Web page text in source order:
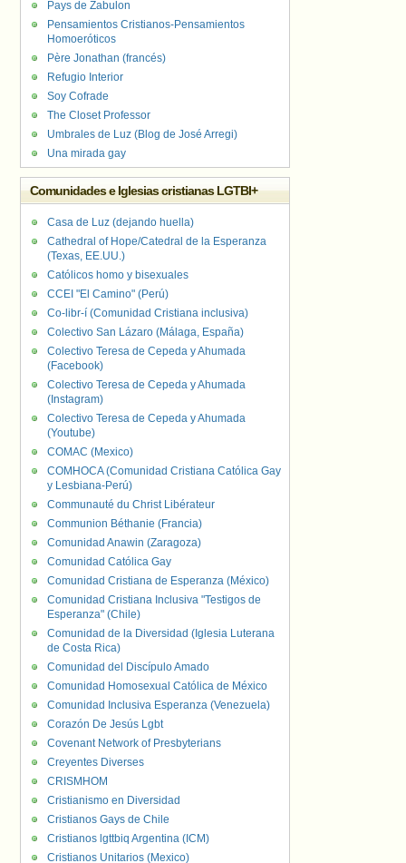
Pays de Zabulon
Pensamientos Cristianos-Pensamientos
Homoeróticos
Père Jonathan (francés)
Refugio Interior
Soy Cofrade
The Closet Professor
Umbrales de Luz (Blog de José Arregi)
Una mirada gay
Comunidades e Iglesias cristianas LGTBI+
Casa de Luz (dejando huella)
Cathedral of Hope/Catedral de la Esperanza
(Texas, EE.UU.)
Católicos homo y bisexuales
CCEI "El Camino" (Perú)
Co-libr-í (Comunidad Cristiana inclusiva)
Colectivo San Lázaro (Málaga, España)
Colectivo Teresa de Cepeda y Ahumada
(Facebook)
Colectivo Teresa de Cepeda y Ahumada
(Instagram)
Colectivo Teresa de Cepeda y Ahumada
(Youtube)
COMAC (Mexico)
COMHOCA (Comunidad Cristiana Católica Gay
y Lesbiana-Perú)
Communauté du Christ Libérateur
Communion Béthanie (Francia)
Comunidad Anawin (Zaragoza)
Comunidad Católica Gay
Comunidad Cristiana de Esperanza (México)
Comunidad Cristiana Inclusiva "Testigos de
Esperanza" (Chile)
Comunidad de la Diversidad (Iglesia Luterana
de Costa Rica)
Comunidad del Discípulo Amado
Comunidad Homosexual Católica de México
Comunidad Inclusiva Esperanza (Venezuela)
Corazón De Jesús Lgbt
Covenant Network of Presbyterians
Creyentes Diverses
CRISMHOM
Cristianismo en Diversidad
Cristianos Gays de Chile
Cristianos lgttbiq Argentina (ICM)
Cristianos Unitarios (Mexico)